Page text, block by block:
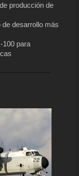
producción de
de desarrollo más
100 para